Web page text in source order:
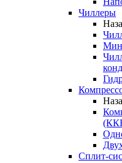
Чиллеры
Сплит-